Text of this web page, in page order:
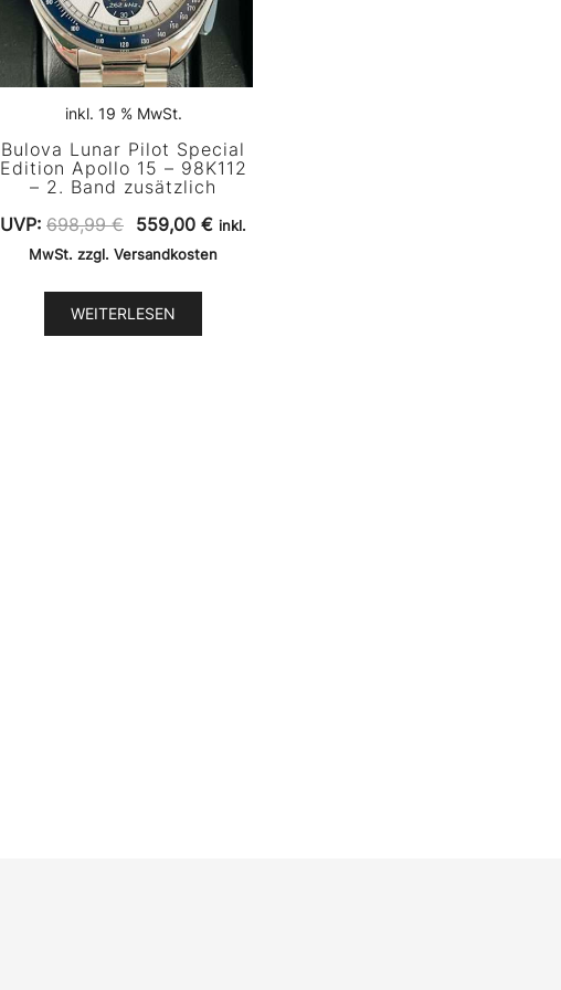
inkl. 19 % MwSt.
Bulova Lunar Pilot Special
Edition Apollo 15 – 98K112
– 2. Band zusätzlich
UVP: 698,99€ Ursprünglicher
Preis
698,99 €
559,00 €Aktueller
Preis
inkl.
MwSt. zzgl. Versandkosten
WEITERLESEN